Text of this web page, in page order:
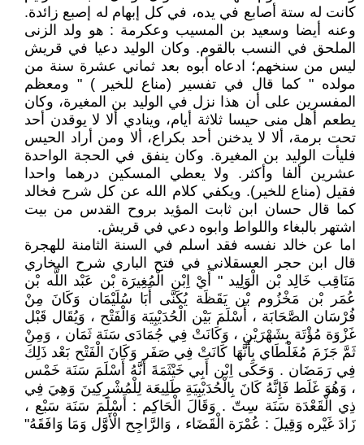
كانت له ستة أصابع في يده، في كل إبهام له إصبع زائدة.
وعنه أيضا وسعيد بن المسيب وعكرمة : هو ولد الزنى
الملحق في النسب بالقوم. وكان الوليد دعيا في قريش
ليس من سنخهم؛ ادعاه أبوه بعد ثماني عشرة سنة من
مولده " كما قال في تفسير (مناع للخير ) " ومعظم
المفسرين على أن هذا نزل في الوليد بن المغيرة، وكان
يطعم أهل منى حيسا ثلاثة أيام، وينادي ألا لا يوقدن أحد
تحت برمة، ألا لا يدخنن أحد بكراع، ألا ومن أراد الحيس
فليأت الوليد بن المغيرة. وكان ينفق في الحجة الواحدة
عشرين ألفا وأكثر. ولا يعطي المسكين درهما واحدا
فقيل (مناع للخير). ويكفي كلام الله عن كل شرح فخالد
كما قال حسان ابن ثابت المؤيد بروح القدس من بيت
اشتهر بالبغاء واللواط وابوه دعي في قريش.
اما عن خالد نفسه فقد اسلم في السنة الثامنة للهجرة
قال ابن حجر العسقلاني في فتح الباري شرح البخاري
مَنَاقِب خَالِد بْن الْوَلِيد " أَيْ اِبْن الْمُغِيرَة بْن عَبْد اللَّه بْن
عُمَر بْن مَخْزُوم بْن يَقَظَة يُكَنَّى أَبَا سُلَيْمَان وَكَانَ مِنْ
فُرْسَان الصَّحَابَة ، أَسْلَمَ بَيْن الْحُدَيْبِيَة وَالْفَتْح ، وَيُقَال قَبْل
غَزْوَة مُؤْتَة بِشَهْرَيْنِ ، وَكَانَتْ فِي جُمَادَى سَنَة ثَمَان ، وَمِنْ
ثَمَّ جَزَمَ مُغَلْطَاي بِأَنَّهَا كَانَتْ فِي صَفَر وَكَانَ الْفَتْح بَعْد ذَلِكَ
فِي رَمَضَان . وَحَكَى اِبْن أَبِي خَيْثَمَةَ أَنَّهُ أَسْلَمَ سَنَة خَمْس
، وَهُوَ غَلَط فَإِنَّهُ كَانَ بِالْحُدَيْبِيَةِ طَلِيعَة لِلْمُشْرِكِينَ وَهِيَ فِي
ذِي الْقَعْدَة سَنَة سِتّ . وَقَالَ الْحَاكِم : أَسْلَمَ سَنَة سَبْع ،
زَادَ غَيْره وَقِيلَ : عُمْرَة الْقَضَاء ، وَالرَّاجِح الْأَوَّل وَمَا وَافَقَهُ"